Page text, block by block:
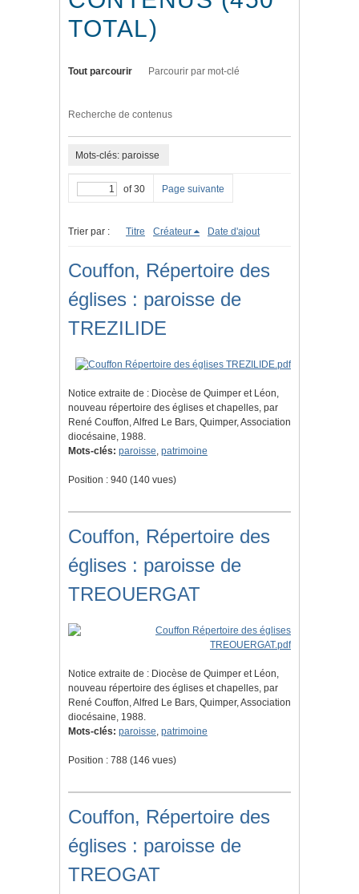
TOTAL)
Tout parcourir Parcourir par mot-clé
Recherche de contenus
Mots-clés: paroisse
of 30 Page suivante
Trier par : Titre Créateur Date d'ajout
Couffon, Répertoire des
églises : paroisse de
TREZILIDE
Notice extraite de : Diocèse de Quimper et Léon,
nouveau répertoire des églises et chapelles, par
René Couffon, Alfred Le Bars, Quimper, Association
diocésaine, 1988.
Mots-clés: paroisse, patrimoine
Position : 940 (140 vues)
Couffon, Répertoire des
églises : paroisse de
TREOUERGAT
Notice extraite de : Diocèse de Quimper et Léon,
nouveau répertoire des églises et chapelles, par
René Couffon, Alfred Le Bars, Quimper, Association
diocésaine, 1988.
Mots-clés: paroisse, patrimoine
Position : 788 (146 vues)
Couffon, Répertoire des
églises : paroisse de
TREOGAT